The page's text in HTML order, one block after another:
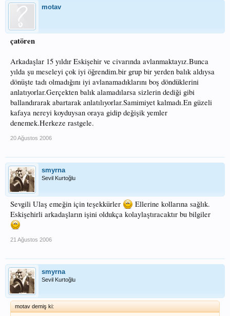
motav
çatören
Arkadaşlar 15 yıldır Eskişehir ve civarında avlanmaktayız.Bunca
yılda şu meseleyi çok iyi öğrendim.bir grup bir yerden balık aldıysa
dönüşte tadı olmadığını iyi avlanamadıklarını boş döndüklerini
anlatıyorlar.Gerçekten balık alamadılarsa sizlerin dediği gibi
ballandırarak abartarak anlatılıyorlar.Samimiyet kalmadı.En güzeli
kafaya nereyi koyduysan oraya gidip değişik yemler
denemek.Herkeze rastgele.
20 Ağustos 2006
smyrna
Sevil Kurtoğlu
Sevgili Ulaş emeğin için teşekkürler
Ellerine kollarına sağlık.
Eskişehirli arkadaşların işini oldukça kolaylaştıracaktır bu bilgiler
21 Ağustos 2006
smyrna
Sevil Kurtoğlu
motav demiş ki: